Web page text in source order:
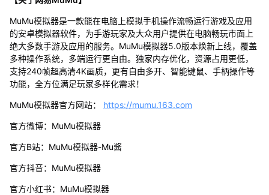
MuMu模拟器是一款能在电脑上模拟手机操作流畅运行游戏及应用
的安卓模拟器软件，为手游玩家及大众用户提供在电脑畅玩市面上
绝大多数手游及应用的服务。MuMu模拟器5.0版本焕新上线，覆盖
多种操作系统，多端运行更自由。独家内存优化，资源占用更低，
支持240帧超高清4K画质，更有自由多开、智能键鼠、手柄操作等
功能，全方位满足玩家多样化需求！
MuMu模拟器官方网站： https://mumu.163.com
官方微博：MuMu模拟器
官方B站：MuMu模拟器-Mu酱
官方抖音：MuMu模拟器
官方小红书：MuMu模拟器